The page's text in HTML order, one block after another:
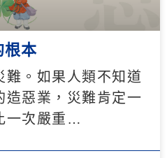
本
難。如果人類不知道
造惡業，災難肯定一
一次嚴重…